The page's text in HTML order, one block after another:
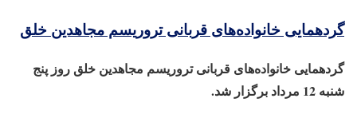
گردهمایی خانواده‌های قربانی تروریسم مجاهدین خلق
گردهمایی خانواده‌های قربانی تروریسم مجاهدین خلق روز پنج
شنبه 12 مرداد برگزار شد.